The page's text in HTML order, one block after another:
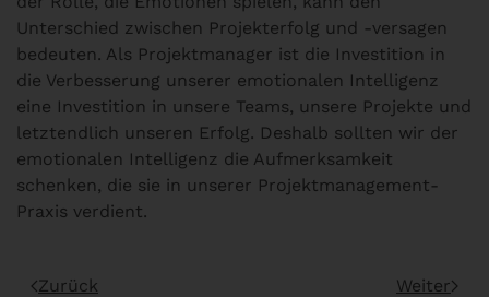
Unterschied zwischen Projekterfolg und -versagen
bedeuten. Als Projektmanager ist die Investition in
die Verbesserung unserer emotionalen Intelligenz
eine Investition in unsere Teams, unsere Projekte und
letztendlich unseren Erfolg. Deshalb sollten wir der
emotionalen Intelligenz die Aufmerksamkeit
schenken, die sie in unserer Projektmanagement-
Praxis verdient.
Zurück Weiter